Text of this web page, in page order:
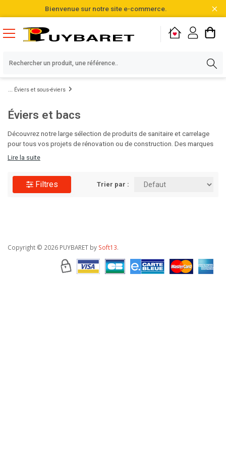
Bienvenue sur notre site e-commerce.
Éviers et sous-éviers
Éviers et bacs
Découvrez notre large sélection de produits de sanitaire et carrelage
pour tous vos projets de rénovation ou de construction. Des marques
de qualité, des designs variés et des matériaux durables vous
Lire la suite
Filtres Trier par :
Copyright © 2026 PUYBARET by Soft13.